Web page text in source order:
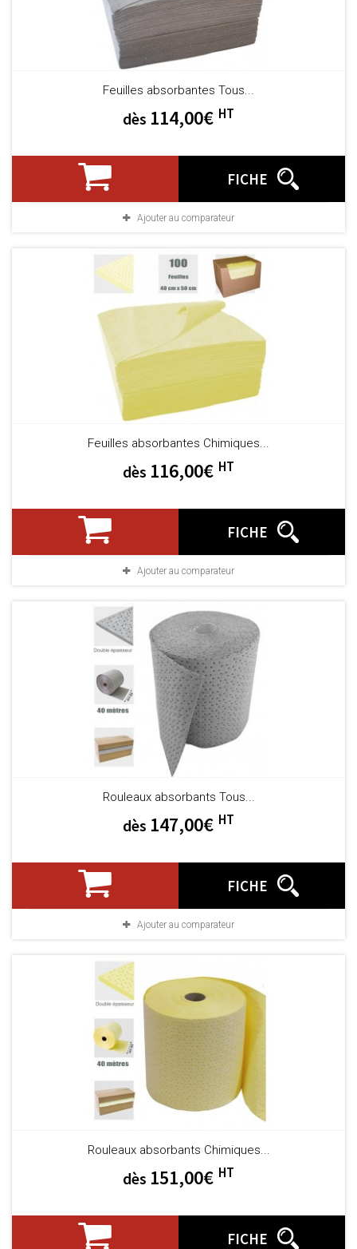
Feuilles absorbantes Tous...
dès 114,00€ HT
FICHE
Ajouter au comparateur
Feuilles absorbantes Chimiques...
dès 116,00€ HT
FICHE
Ajouter au comparateur
Rouleaux absorbants Tous...
dès 147,00€ HT
FICHE
Ajouter au comparateur
Rouleaux absorbants Chimiques...
dès 151,00€ HT
FICHE